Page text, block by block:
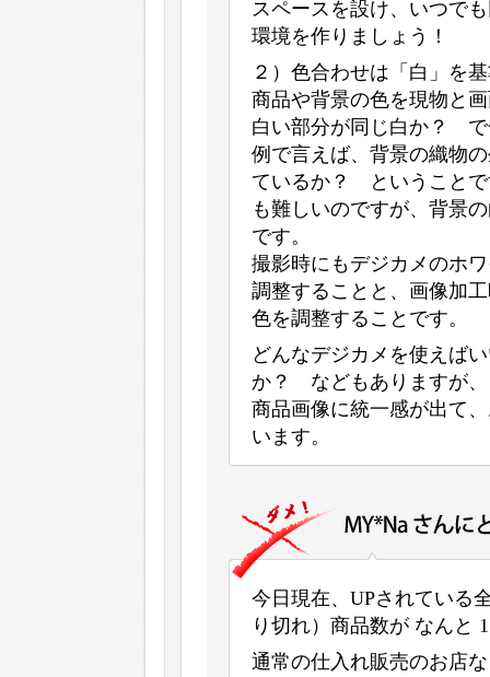
スペースを設け、いつで
環境を作りましょう！
２）色合わせは「白」を
商品や背景の色を現物と
白い部分が同じ白か？ で
例で言えば、背景の織物
ているか？ ということで
も難しいのですが、背景
です。
撮影時にもデジカメのホ
調整することと、画像加
色を調整することです。
どんなデジカメを使えば
か？ などもありますが、
商品画像に統一感が出て
います。
今日現在、UPされている
り切れ）商品数が なんと
通常の仕入れ販売のお店